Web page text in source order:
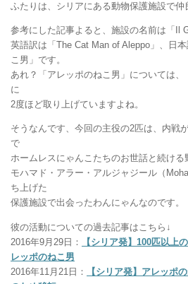
ふたりは、シリアにある動物保護施設で仲
参考にした記事よると、施設の名前は「Il
英語訳は「The Cat Man of Aleppo」、日
こ男」です。
あれ？「アレッポのねこ男」については
に
2度ほど取り上げていますよね。
そうなんです、今回の主役の2匹は、内戦
で
ホームレスにゃんこたちのお世話と続ける
モハマド・アラー・アルジャジール（
ち上げた
保護施設で出会ったわんにゃんなのです。
彼の活動についての過去記事はこちら↓
2016年9月29日：
【シリア発】100匹以上
レッポのねこ男
2016年11月21日：
【シリア発】アレッポ